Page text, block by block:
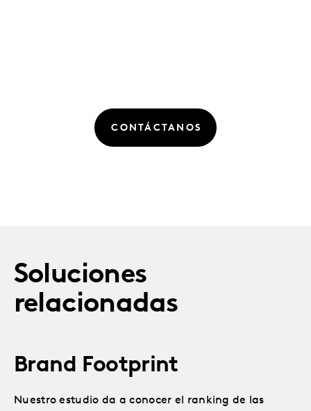
CONTÁCTANOS
Soluciones
relacionadas
Brand Footprint
Nuestro estudio da a conocer el ranking de las